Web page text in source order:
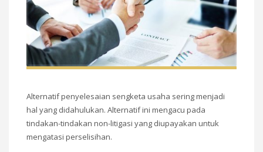
Alternatif penyelesaian sengketa usaha sering menjadi
hal yang didahulukan. Alternatif ini mengacu pada
tindakan-tindakan non-litigasi yang diupayakan untuk
mengatasi perselisihan.